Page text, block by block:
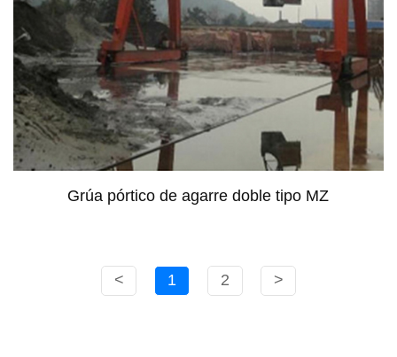
Grúa pórtico de agarre doble tipo MZ
< 1 2 >